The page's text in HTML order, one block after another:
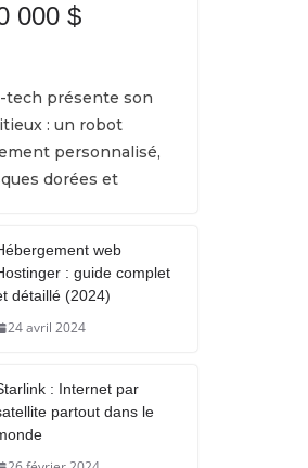
000 $
tech présente son
: un robot
personnalisé,
dorées et
web
: guide complet
détaillé (2024)
24 avril 2024
: Internet par
partout dans le